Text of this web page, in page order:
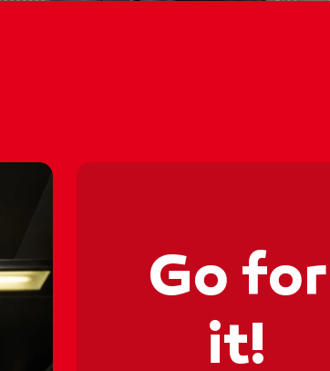
Go for
it!